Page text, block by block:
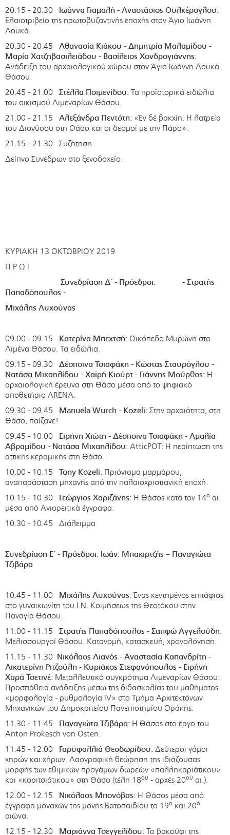
20.15 - 20.30 Ιωάννα Γιαμαλή - Αναστάσιος Ουλκέρογλου:
Ελαιοτριβείο της πρωτοβυζαντινής εποχής στον Άγιο Ιωάννη
Λουκά.
20.30 - 20.45 Αθανασία Κιάκου - Δημητρία Μαλαμίδου -
Μαρία Χατζηβασιλειάδου - Βασίλειος Χονδρογιάννης:
Ανάδειξη του αρχαιολογικού χώρου στον Άγιο Ιωάννη Λουκά
Θάσου.
20.45 - 21.00 Στέλλα Ποιμενίδου: Τα προϊστορικά ειδώλια
του οικισμού Λιμεναρίων Θάσου.
21.00 - 21.15 Αλεξάνδρα Πεντότη: «Έν δέ βακχίη. Η λατρεία
του Διονύσου στη Θάσο και οι δεσμοί με την Πάρο».
21.15 - 21.30 Συζήτηση.
Δείπνο Συνέδρων στο ξενοδοχείο.
ΚΥΡΙΑΚΗ 13 ΟΚΤΩΒΡΙΟΥ 2019
Π Ρ Ω Ι
Συνεδρίαση Δ΄ - Πρόεδροι: - Στρατής
Παπαδόπουλος -
Μιχάλης Λυχούνας
09.00 - 09.15 Κατερίνα Μπεχτσή: Οικόπεδο Μυρώνη στο
Λιμένα Θάσου. Τα ειδώλια.
09.15 - 09.30 Δέσποινα Τσιαφάκη - Κώστας Σταυρόγλου -
Νατάσα Μιχαηλίδου - Χαϊρή Κιούρτ - Γιάννης Μούρθος: Η
αρχαιολογική έρευνα στη Θάσο μέσα από το ψηφιακό
αποθετήριο ARENA.
09.30 - 09.45 Manuela Wurch - Kozeli: Στην αρχαιότητα, στη
Θάσο, παίζανε!
09.45 - 10.00 Ειρήνη Χιώτη - Δέσποινα Τσιαφάκη - Αμαλία
Αβραμίδου - Νατάσα Μιχαηλίδου: AtticPOT: Η περίπτωση της
αττικής κεραμικής στη Θάσο.
10.00 - 10.15 Tony Kozeli: Πριόνισμα μαρμάρου,
αναπαράσταση μηχανής από την παλαιοχριστιανική εποχή.
10.15 - 10.30 Γεώργιος Χαριζάνης: Η Θάσος κατά τον 14ο αι.
μέσα από Αγιορειτικά έγγραφα.
10.30 - 10.45 Διάλειμμα
Συνεδρίαση Ε΄ - Πρόεδροι: Ιωάν. Μπακιρτζής – Παναγιώτα
Τζιβάρα
10.45 - 11.00 Μιχάλης Λυχούνας:Ένας κεντημένος επιτάφιος
στο γυναικωνίτη του Ι.Ν. Κοιμήσεως της Θεοτόκου στην
Παναγία Θάσου.
11.00 - 11.15 Στρατής Παπαδόπουλος - Σαπφώ Αγγελούδη:
Μελισσουργοί Θάσου. Κατανομή, κατασκευή, χρονολόγηση.
11.15 - 11.30 Νικόλαος Λιανός - Αναστασία Καπανδρίτη -
Αικατερίνη Ριτζούλη - Κυριάκος Στεφανόπουλος - Ειρήνη
Χαρά Τσετινέ: Μεταλλευτικό συγκρότημα Λιμεναρίων Θάσου:
Προσπάθεια ανάδειξης μέσω της διδασκαλίας του μαθήματος
«μορφολογία - ρυθμολογία IV» στο Τμήμα Αρχιτεκτόνων
Μηχανικών του Δημοκριτείου Πανεπιστημίου Θράκης.
11.30 - 11.45 Παναγιώτα Τζιβάρα: Η Θάσος στο έργο του
Anton Prokesch von Osten.
11.45 - 12.00 Γαρυφαλλιά Θεοδωρίδου: Δεύτεροι γάμοι
χηρών και χήρων. Λαογραφική θεώρηση της ιδιάζουσας
μορφής των εθιμικών προγάμων δωρεών «παλληκαριάτικου»
και «κοριτσιάτικου» στη Θάσο (τέλη 18ου - αρχές 20ού αι.).
12.00 - 12.15 Νικόλαος Μπονόβας: Η Θάσος μέσα από
έγγραφα μοναχών της μονής Βατοπαιδίου το 19ο και 20ό
αιώνα.
12.15 - 12.30 Μαριάννα Τσεγγελίδου: Το βακούφι της